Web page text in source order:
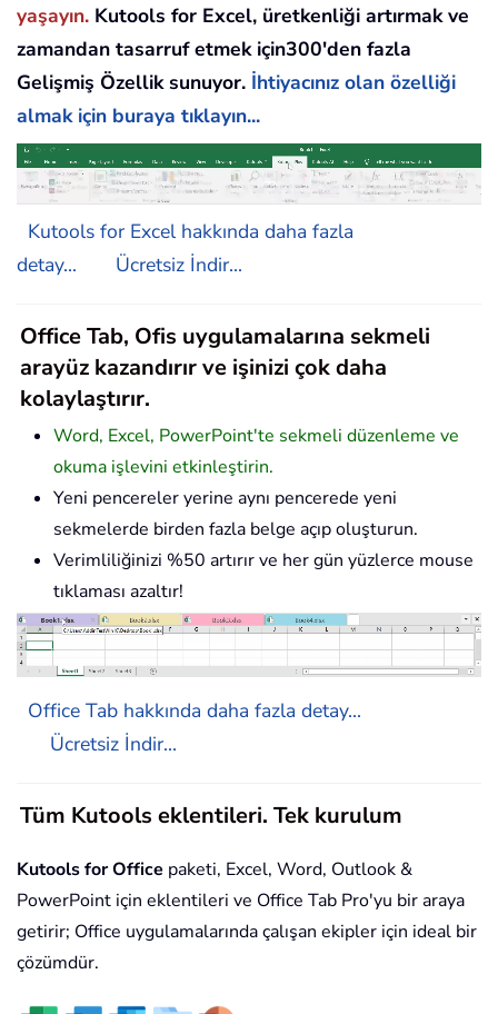
yaşayın. Kutools for Excel, üretkenliği artırmak ve
zamandan tasarruf etmek için300'den fazla
Gelişmiş Özellik sunuyor. İhtiyacınız olan özelliği
almak için buraya tıklayın...
Kutools for Excel hakkında daha fazla
detay...
Ücretsiz İndir...
Office Tab, Ofis uygulamalarına sekmeli
arayüz kazandırır ve işinizi çok daha
kolaylaştırır.
Word, Excel, PowerPoint'te sekmeli düzenleme ve
okuma işlevini etkinleştirin.
Yeni pencereler yerine aynı pencerede yeni
sekmelerde birden fazla belge açıp oluşturun.
Verimliliğinizi %50 artırır ve her gün yüzlerce mouse
tıklaması azaltır!
Office Tab hakkında daha fazla detay...
Ücretsiz İndir...
Tüm Kutools eklentileri. Tek kurulum
Kutools for Office paketi, Excel, Word, Outlook &
PowerPoint için eklentileri ve Office Tab Pro'yu bir araya
getirir; Office uygulamalarında çalışan ekipler için ideal bir
çözümdür.